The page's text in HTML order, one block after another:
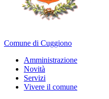
Comune di Cuggiono
Amministrazione
Novità
Servizi
Vivere il comune